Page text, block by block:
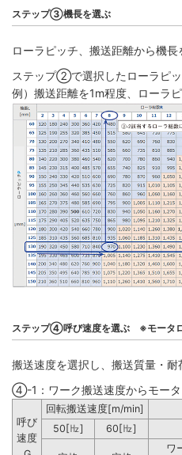
ステップ③機長を選ぶ
ローラピッチ、搬送距離から機長
ステップ②で選択したローラピッ
例）搬送距離を1m程度、ローラ
ステップ④呼び速度を選ぶ ※モータ
搬送速度を選択し、搬送質量・耐
④-1：ワーク搬送速度からモータ
呼び
速度
回転搬送速度[m/min]
50[㎐]
60[㎐]
ワ